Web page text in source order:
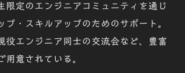
定のエンジニアコミュニティを通じ
プ・スキルアップのためのサポート。
役エンジニア同士の交流会など、豊富
用意されている。